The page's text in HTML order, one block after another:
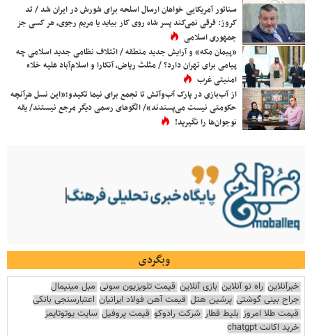
سناتور آمریکایی خواهان ارسال اسلحه برای شورش در ایران شد / تد
کروز: فرقی نمی‌کند پسر شاه روی کار بیاید یا مریم رجوی، هر کسی جز
جمهوری اسلامی
«پیمان مکه» و آرایش جدید منطقه / ائتلاف نظامی جدید اسلامی چه
پیامی برای تهران دارد؟ / مثلث ریاض، آنکارا و اسلام‌آباد علیه خلاء
امنیتی غرب
از آب‌بازی در پارک آب‌وآتش تا تجمع برای نیما تکیدو؛«این نسل هرآنچه
حکومتی نیست می‌پسندند»/ الگوهای رسمی دیگر مرجع نیستند/ یقه
نوجوان‌ها را نگیرید!
وبگردی
خبرآنلاین راه نو آنلاین بازی آنلاین قیمت تلویزیون سونی مبل مینیمال
جراح بینی گوشتی پرشین هتل قیمت آهن فولاد ایرانیان اعتبارسنجی بانکی
قیمت طلا امروز بلیط قطار شرکت رادوکو قیمت پروفیل سایت یوتوتایمز
خرید اکانت chatgpt